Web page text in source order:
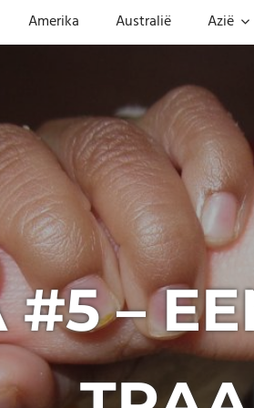
Amerika Australië Azië
–